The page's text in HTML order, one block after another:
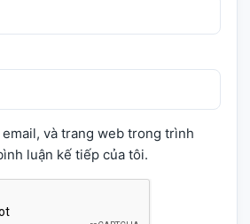
và trang web trong trình
luận kế tiếp của tôi.